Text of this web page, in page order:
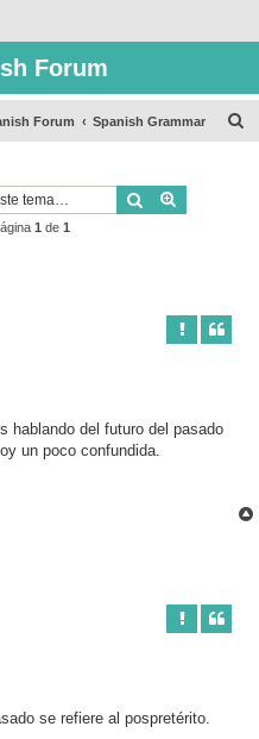
Forum
Forum Spanish Grammar
Buscar
1 de 1
hablando del futuro del pasado
un poco confundida.
se refiere al pospretérito.